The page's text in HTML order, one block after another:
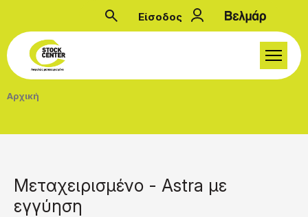
Παράκαμψη προς το κυρίως περιεχόμενο
Μενού
Είσοδος
Breadcrumb
Αρχική
Μεταχειρισμένο - Astra με
εγγύηση